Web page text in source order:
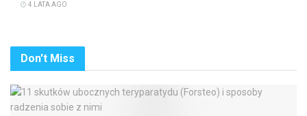
4 LATA AGO
Don't Miss